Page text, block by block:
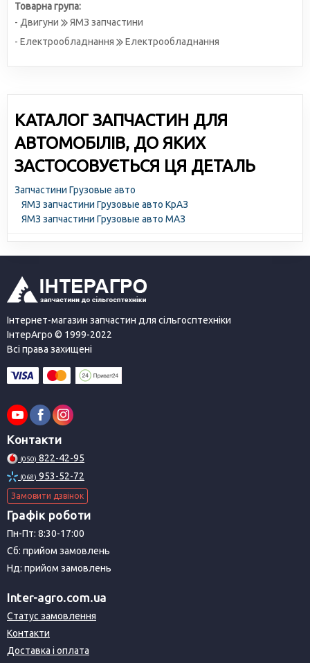
Товарна група:
- Двигуни
ЯМЗ запчастини
- Електрообладнання
Електрообладнання
КАТАЛОГ ЗАПЧАСТИН ДЛЯ
АВТОМОБІЛІВ, ДО ЯКИХ
ЗАСТОСОВУЄТЬСЯ ЦЯ ДЕТАЛЬ
Запчастини Грузовые авто
ЯМЗ запчастини Грузовые авто КрАЗ
ЯМЗ запчастини Грузовые авто МАЗ
Інтернет-магазин запчастин для сільгосптехніки
ІнтерАгро © 1999-2022
Всі права захищені
Контакти
(050) 822-42-95
(068) 953-52-72
Замовити дзвінок
Графік роботи
Пн-Пт: 8:30-17:00
Сб: прийом замовлень
Нд: прийом замовлень
Inter-agro.com.ua
Статус замовлення
Контакти
Доставка і оплата